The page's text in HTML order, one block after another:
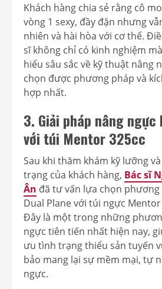
Khách hàng chia sẻ rằng cô
vòng 1 sexy, đầy đặn nhưng
nhiên và hài hòa với cơ thể.
sĩ không chỉ có kinh nghiệm
hiểu sâu sắc về kỹ thuật nâng
chọn được phương pháp và
hợp nhất.
3. Giải pháp nâng ngực
với túi Mentor 325cc
Sau khi thăm khám kỹ lưỡng
trạng của khách hàng, Bác sĩ
Ân đã tư vấn lựa chọn
Dual Plane với túi ngực Mentor
Đây là một trong những
ngực tiên tiến nhất hiện nay,
ưu tình trạng thiểu sản tuyến
bảo mang lại sự mềm mại, tự
ngực.